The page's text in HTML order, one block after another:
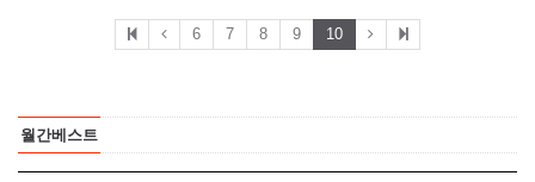
6 7 8 9 10
월간베스트